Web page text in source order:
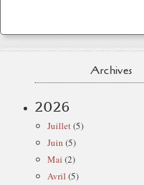
Archives
2026
Juillet(5)
Juin (5)
Mai (2)
Avril (5)